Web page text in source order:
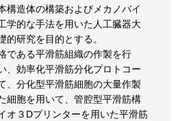
構造体の構築およびメカノバイ
学的な手法を用いた人工臓器大
的研究を目的とする。
ある平滑筋組織の作製を行
、効率化平滑筋分化プロトコー
、分化型平滑筋細胞の大量作製
細胞を用いて、管腔型平滑筋構
オ３Dプリンターを用いた平滑筋